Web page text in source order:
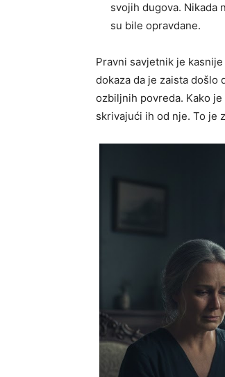
svojih dugova. Nikada
su bile opravdane.
Pravni savjetnik je
dokaza da je zaista došlo
ozbiljnih povreda. Kako
skrivajući ih od nje. To je